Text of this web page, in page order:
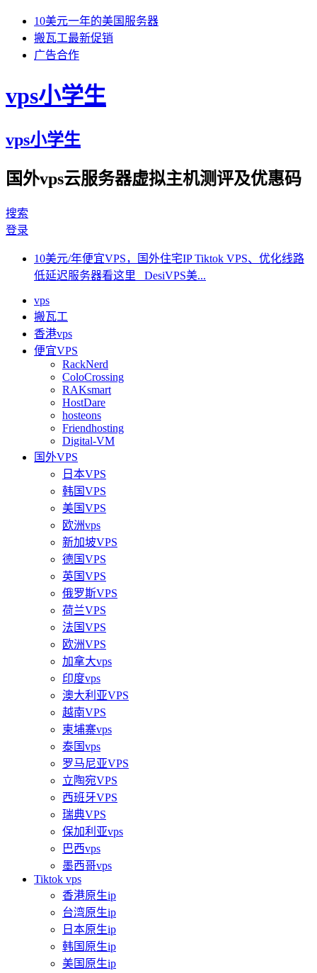
10美元一年的美国服务器
搬瓦工最新促销
广告合作
vps小学生
vps小学生
国外vps云服务器虚拟主机测评及优惠码
搜索
登录
10美元/年便宜VPS，国外住宅IP Tiktok VPS、优化线路
低延迟服务器看这里 DesiVPS美...
vps
搬瓦工
香港vps
便宜VPS
RackNerd
ColoCrossing
RAKsmart
HostDare
hosteons
Friendhosting
Digital-VM
国外VPS
日本VPS
韩国VPS
美国VPS
欧洲vps
新加坡VPS
德国VPS
英国VPS
俄罗斯VPS
荷兰VPS
法国VPS
欧洲VPS
加拿大vps
印度vps
澳大利亚VPS
越南VPS
柬埔寨vps
泰国vps
罗马尼亚VPS
立陶宛VPS
西班牙VPS
瑞典VPS
保加利亚vps
巴西vps
墨西哥vps
Tiktok vps
香港原生ip
台湾原生ip
日本原生ip
韩国原生ip
美国原生ip